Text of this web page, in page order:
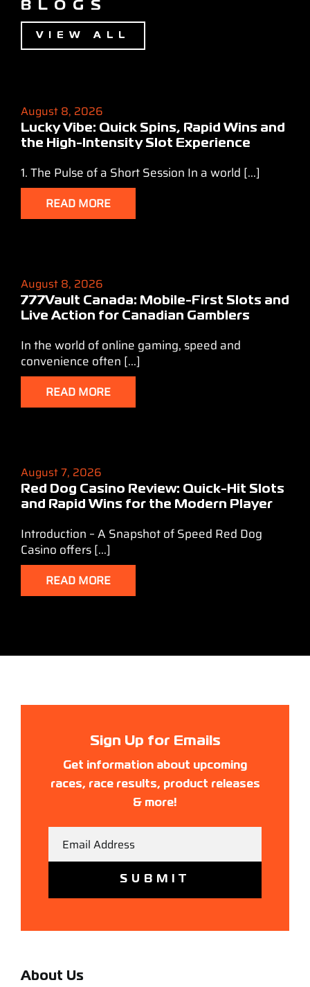
BLOGS
VIEW ALL
August 8, 2026
Lucky Vibe: Quick Spins, Rapid Wins and
the High‑Intensity Slot Experience
1. The Pulse of a Short Session In a world [...]
READ MORE
August 8, 2026
777Vault Canada: Mobile‑First Slots and
Live Action for Canadian Gamblers
In the world of online gaming, speed and
convenience often [...]
READ MORE
August 7, 2026
Red Dog Casino Review: Quick‑Hit Slots
and Rapid Wins for the Modern Player
Introduction – A Snapshot of Speed Red Dog
Casino offers [...]
READ MORE
Sign Up for Emails
Get information about upcoming
races, race results, product releases
& more!
About Us